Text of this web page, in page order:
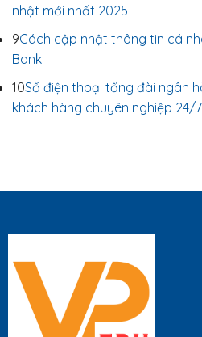
nhật mới nhất 2025
9Cách cập nhật thông tin cá
Bank
10Số điện thoại tổng đài ngân
khách hàng chuyên nghiệp 24/7